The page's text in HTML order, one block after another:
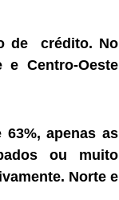
de crédito. No
Centro-Oeste
63%, apenas as
ou muito
Norte e